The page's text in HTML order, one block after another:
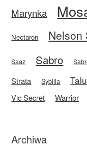
Marynka
Nectaron Nelson
Saaz Sabro
Strata Sybilla
Vic Secret Warrior
Archiwa